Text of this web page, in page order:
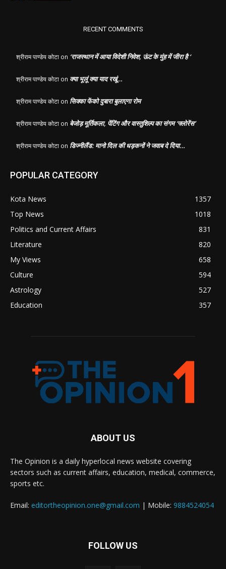
RECENT COMMENTS
श्रीराम पाण्डेय कोटा on ‘राजस्थान में आया विदेशी निवेश, ऊंट के मुंह में जीरा है ‘
श्रीराम पाण्डेय कोटा on क्या भूलूं क्या याद रखूं…
श्रीराम पाण्डेय कोटा on सिक्का फेंको दुबारा बुलाएगा रोम
श्रीराम पाण्डेय कोटा on बेजोड़ मूर्तिकला, पेंटिंग और वास्तुशिल्प का संगम ‘फ्लोरेंस’
श्रीराम पाण्डेय कोटा on डिज्नीलैंड: मानो दिल की धड़कनों ने जवाब दे दिया…
POPULAR CATEGORY
Kota News
1357
Top News
1018
Politics and Current Affairs
831
Literature
820
My Views
658
Culture
594
Astrology
527
Education
357
ABOUT US
The Opinion is a daily hyperlocal news website covering
sectors such as current affairs, education, medical, commerce,
sports etc.
Email: editortheopinion.one@gmail.com | Mobile: 9884524054
FOLLOW US